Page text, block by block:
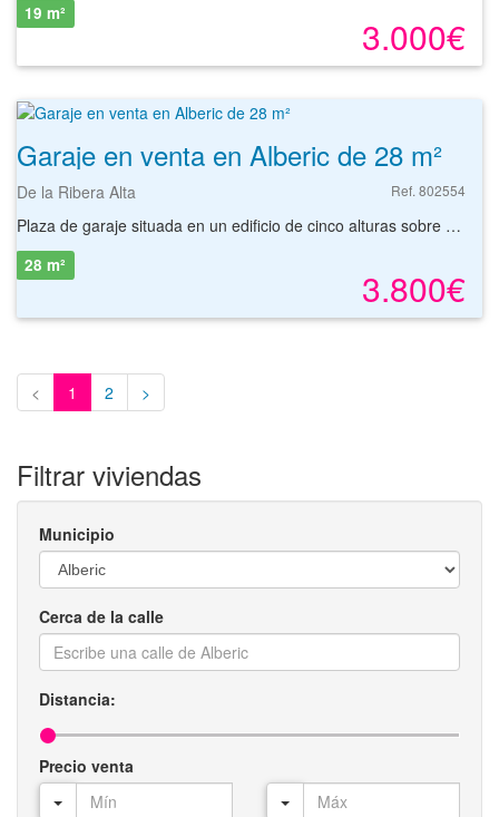
3.000€
19 m²
Garaje en venta en Alberic de 28 m²
De la Ribera Alta Ref. 802554
Plaza de garaje situada en un edificio de cinco alturas sobre rasante y una altura bajo rasante, con ascensor, que fue construido en el año 2005. La plaza de garaje esta ubicado en la localidad de Alberic, en la provincia de Valencia.
3.800€
28 m²
< 1 2 >
Filtrar viviendas
Municipio
Cerca de la calle
Distancia:
Precio venta